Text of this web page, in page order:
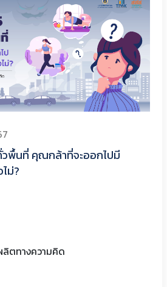
วพื้นที่ คุณกล้าที่จะออกไปมี
ม่?
ตทางความคิด